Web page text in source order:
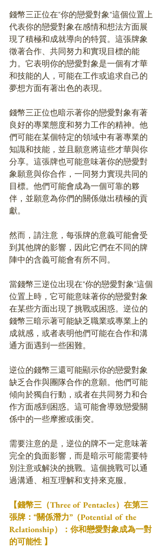
錢幣三正位在"你的戀愛對象"這個位置上
代表你的戀愛對象在感情和想法方面展
現了積極和成就導向的特質。這張牌象
徵著合作、共同努力和實現目標的能
力。它表明你的戀愛對象是一個有才華
和技能的人，可能在工作或追求自己的
夢想方面有著出色的表現。
錢幣三正位也暗示著你的戀愛對象有著
良好的專業態度和努力工作的精神。他
們可能在某個特定的領域中有著專業的
知識和技能，並且願意將這些才華與你
分享。這張牌也可能意味著你的戀愛對
象願意與你合作，一同努力實現共同的
目標。他們可能會成為一個可靠的夥
伴，並願意為你們的關係做出積極的貢
獻。
然而，請注意，每張牌的意義可能會受
到其他牌的影響，因此它們在不同的牌
陣中的含義可能會有所不同。
當錢幣三逆位出現在"你的戀愛對象"這個
位置上時，它可能意味著你的戀愛對象
在某些方面出現了挑戰或困惑。逆位的
錢幣三暗示著可能缺乏職業或專業上的
成就感，或者表明他們可能在合作和溝
通方面遇到一些困難。
逆位的錢幣三還可能顯示你的戀愛對象
缺乏合作與團隊合作的意願。他們可能
傾向於獨自行動，或者在共同努力和合
作方面感到困惑。這可能會導致戀愛關
係中的一些摩擦或衝突。
需要注意的是，逆位的牌不一定意味著
完全的負面影響，而是暗示可能需要特
別注意或解決的挑戰。這個挑戰可以通
過溝通、相互理解和支持來克服。
【錢幣三（Three of Pentacles）在第三
張牌：“關係潛力”（Potential of the
Relationship）：你和戀愛對象成為一對
的可能性 】